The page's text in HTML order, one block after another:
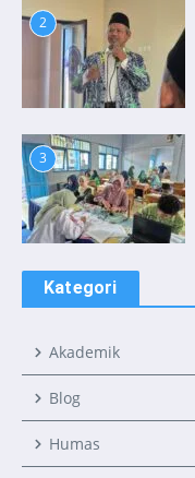
2
3
Kategori
Akademik
Blog
Humas